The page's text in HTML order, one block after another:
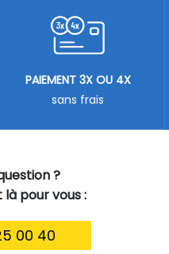
?
pour vous :
00 40
PAIEMENT 3X OU 4X
sans frais